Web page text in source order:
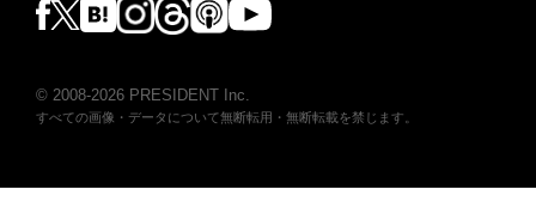
© 2008-2026 PRESIDENT Inc.
すべての画像・データについて無断転用・無断転載を禁じます。